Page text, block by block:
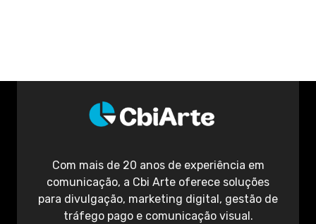
Com mais de 20 anos de experiência em
comunicação, a Cbi Arte oferece soluções
para divulgação, marketing digital, gestão de
tráfego pago e comunicação visual.